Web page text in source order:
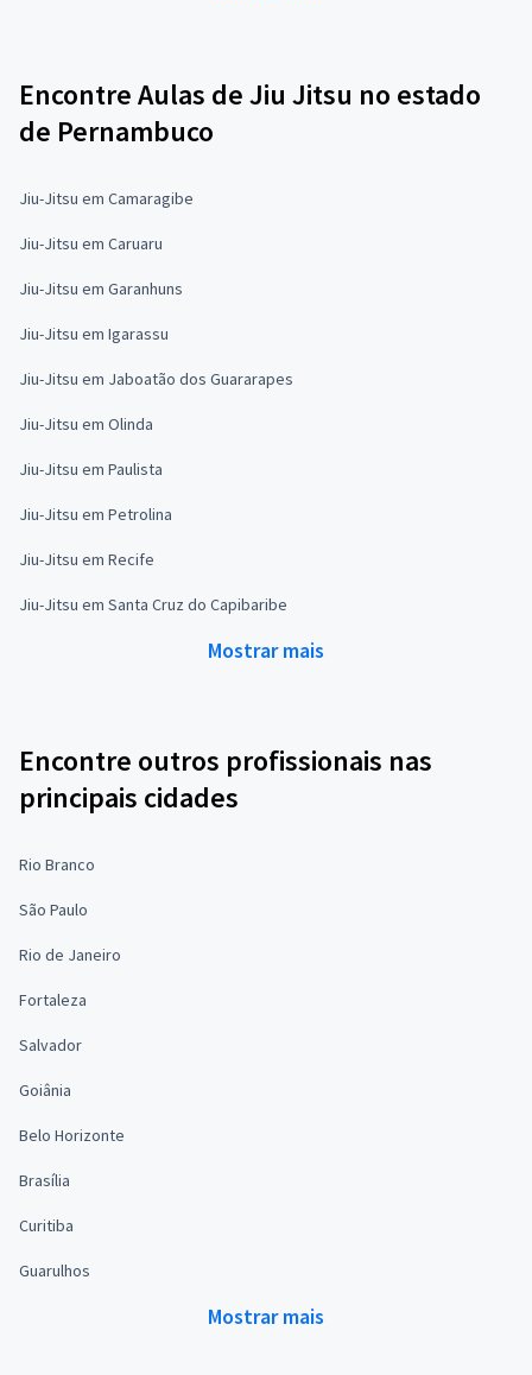
Encontre Aulas de Jiu Jitsu no estado
de Pernambuco
Jiu-Jitsu em Camaragibe
Jiu-Jitsu em Caruaru
Jiu-Jitsu em Garanhuns
Jiu-Jitsu em Igarassu
Jiu-Jitsu em Jaboatão dos Guararapes
Jiu-Jitsu em Olinda
Jiu-Jitsu em Paulista
Jiu-Jitsu em Petrolina
Jiu-Jitsu em Recife
Jiu-Jitsu em Santa Cruz do Capibaribe
Mostrar mais
Encontre outros profissionais nas
principais cidades
Rio Branco
São Paulo
Rio de Janeiro
Fortaleza
Salvador
Goiânia
Belo Horizonte
Brasília
Curitiba
Guarulhos
Mostrar mais